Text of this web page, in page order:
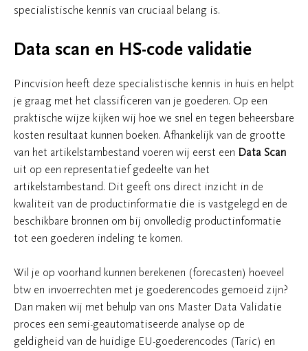
specialistische kennis van cruciaal belang is.
Data scan en HS-code validatie
Pincvision heeft deze specialistische kennis in huis en helpt
je graag met het classificeren van je goederen. Op een
praktische wijze kijken wij hoe we snel en tegen beheersbare
kosten resultaat kunnen boeken. Afhankelijk van de grootte
van het artikelstambestand voeren wij eerst een Data Scan
uit op een representatief gedeelte van het
artikelstambestand. Dit geeft ons direct inzicht in de
kwaliteit van de productinformatie die is vastgelegd en de
beschikbare bronnen om bij onvolledig productinformatie
tot een goederen indeling te komen.
Wil je op voorhand kunnen berekenen (forecasten) hoeveel
btw en invoerrechten met je goederencodes gemoeid zijn?
Dan maken wij met behulp van ons Master Data Validatie
proces een semi-geautomatiseerde analyse op de
geldigheid van de huidige EU-goederencodes (Taric) en